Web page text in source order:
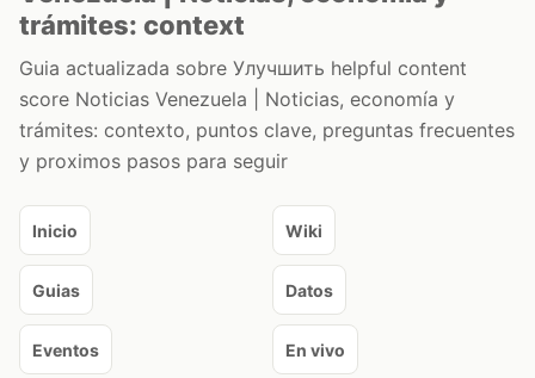
trámites: context
Guia actualizada sobre Улучшить helpful content
score Noticias Venezuela | Noticias, economía y
trámites: contexto, puntos clave, preguntas frecuentes
y proximos pasos para seguir
Inicio Wiki
Guias Datos
Eventos En vivo